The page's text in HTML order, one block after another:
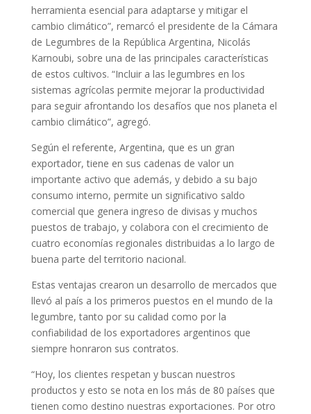
herramienta esencial para adaptarse y mitigar el
cambio climático”, remarcó el presidente de la Cámara
de Legumbres de la República Argentina, Nicolás
Karnoubi, sobre una de las principales características
de estos cultivos. “Incluir a las legumbres en los
sistemas agrícolas permite mejorar la productividad
para seguir afrontando los desafíos que nos planeta el
cambio climático”, agregó.
Según el referente, Argentina, que es un gran
exportador, tiene en sus cadenas de valor un
importante activo que además, y debido a su bajo
consumo interno, permite un significativo saldo
comercial que genera ingreso de divisas y muchos
puestos de trabajo, y colabora con el crecimiento de
cuatro economías regionales distribuidas a lo largo de
buena parte del territorio nacional.
Estas ventajas crearon un desarrollo de mercados que
llevó al país a los primeros puestos en el mundo de la
legumbre, tanto por su calidad como por la
confiabilidad de los exportadores argentinos que
siempre honraron sus contratos.
“Hoy, los clientes respetan y buscan nuestros
productos y esto se nota en los más de 80 países que
tienen como destino nuestras exportaciones. Por otro